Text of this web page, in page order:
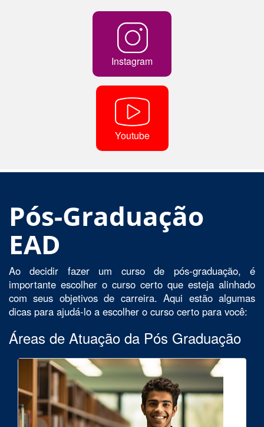
Instagram
Youtube
Pós-Graduação
EAD
Ao decidir fazer um curso de pós-graduação, é
importante escolher o curso certo que esteja alinhado
com seus objetivos de carreira. Aqui estão algumas
dicas para ajudá-lo a escolher o curso certo para você:
Áreas de Atuação da Pós Graduação